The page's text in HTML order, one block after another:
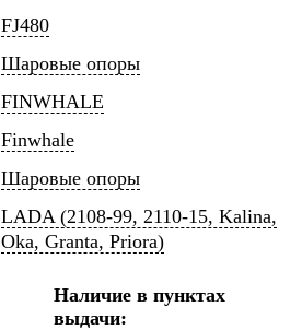
FJ480
Шаровые опоры
FINWHALE
Finwhale
Шаровые опоры
LADA (2108-99, 2110-15, Kalina,
Oka, Granta, Priora)
Наличие в пунктах
выдачи: